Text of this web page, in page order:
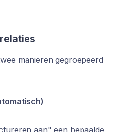
manieren gegroepeerd
aan" een bepaalde